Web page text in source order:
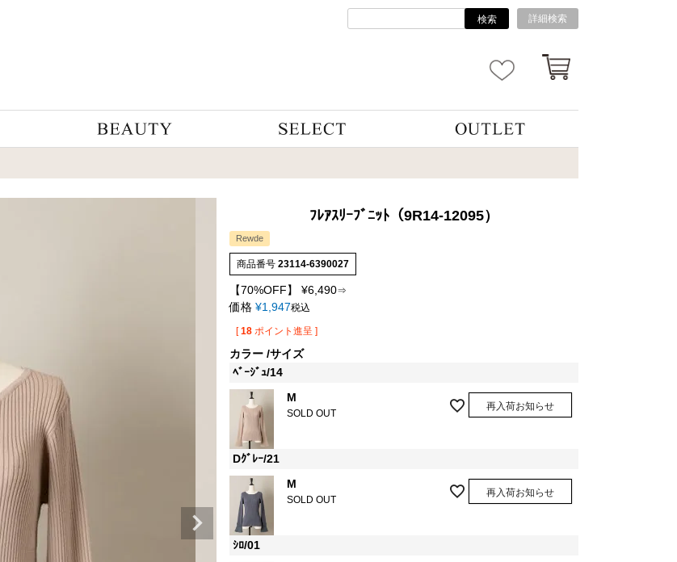
検索 詳細検索
ﾌﾚｱｽﾘｰﾌﾞﾆｯﾄ（9R14-12095）
Rewde
商品番号 23114-6390027
【70%OFF】 ¥6,490⇒
価格 ¥1,947税込
[ 18 ポイント進呈 ]
カラー サイズ
ﾍﾞｰｼﾞｭ/14
M
SOLD OUT
再入荷お知らせ
Dｸﾞﾚｰ/21
M
SOLD OUT
再入荷お知らせ
ｼﾛ/01